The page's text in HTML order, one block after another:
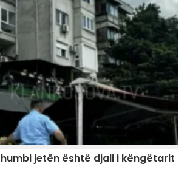
jetën është djali i këngëtarit